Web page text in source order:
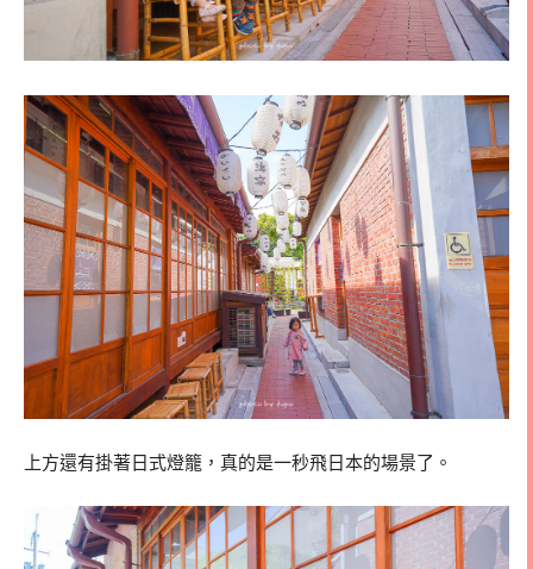
上方還有掛著日式燈籠，真的是一秒飛日本的場景了。